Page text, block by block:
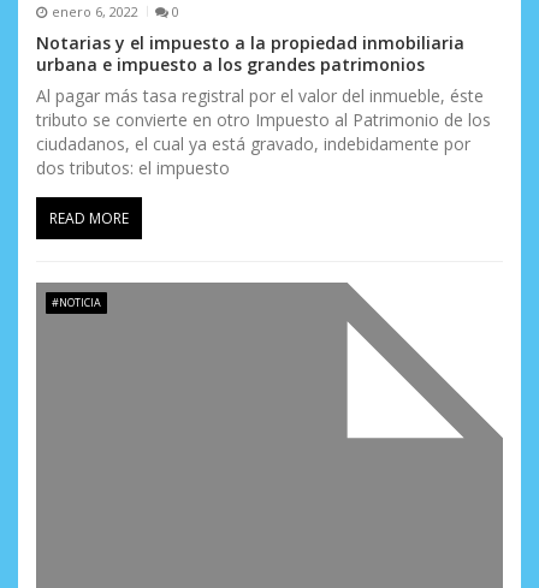
enero 6, 2022 0
Notarias y el impuesto a la propiedad inmobiliaria
urbana e impuesto a los grandes patrimonios
Al pagar más tasa registral por el valor del inmueble, éste
tributo se convierte en otro Impuesto al Patrimonio de los
ciudadanos, el cual ya está gravado, indebidamente por
dos tributos: el impuesto
READ MORE
#NOTICIA